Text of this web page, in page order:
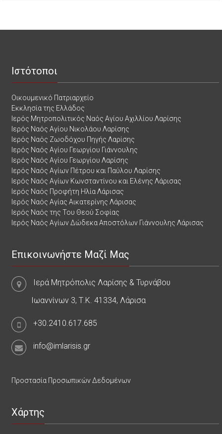
Ιστότοποι
Οικουμενικό Πατριαρχείο
Εκκλησία της Ελλάδος
Ιερός Μητροπολιτικός Ναός Αγίου Αχιλλίου Λαρίσης
Ιερός Ναός Αγίου Νικολάου Λαρίσης
Ιερός Ναός Ζωοδόχου Πηγής Λαρίσης
Ιερός Ναός Αγίου Γεωργίου Γιάννουλης
Ιερός Ναός Αγίου Γεωργίου Λαρίσης
Ιερός Ναός Αγίων Πέτρου και Παύλου Λαρίσης
Ιερός Ναός Αγίων Κωνσταντίνου και Ελένης Λάρισας
Ιερός Ναός Προφήτη Ηλία Λάρισας
Ιερός Ναός Αγίας Αικατερίνης Λάρισας
Ιερός Ναός της Του Θεού Σοφίας
Ιερός Ναός Αγίων Δώδεκα Αποστόλων Γιάννουλης Λάρισας
Επικοινωνήστε Μαζί Μας
Ιερά Μητρόπολις Λαρίσης & Τυρνάβου
Ιωαννίνων 3, Τ.Κ. 41334, Λάρισα
+30.2410.617.685
info@imlarisis.gr
Προστασία Προσωπικών Δεδομένων
Χάρτης